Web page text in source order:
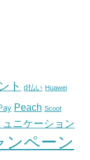
ト d払い Huawei
Peach Scoot
ュニケーション
ンペーン